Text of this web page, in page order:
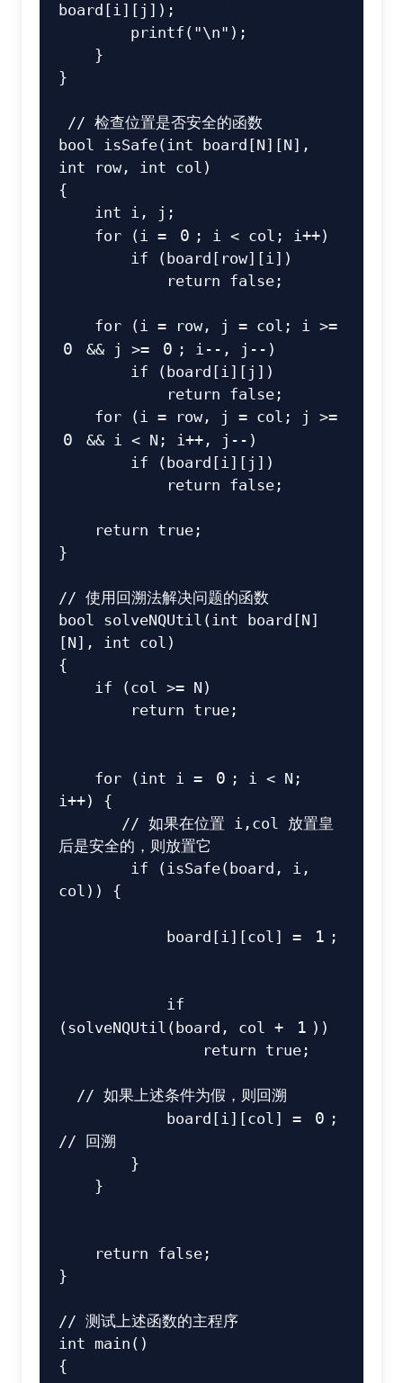
board [i] [ j ] ) ;
printf ( "\n" ) ;
}
}
// 检查位置是否安全的函数
bool isSafe(int board [N] [N] ,
int row, int col )
{
int i , j ;
for
(i = 0 ; i < col ; i++)
if
( board [ row] [i] )
return false ;
for (i = row, j = col ; i >=
0
&& j >= 0 ; i -- , j -- )
if
( board [i] [ j ] )
return false ;
for
(i = row, j = col ; j >=
0
&& i < N ; i++ , j -- )
if
( board [i] [ j ] )
return false ;
return true ;
}
// 使用回溯法解决问题的函数
bool solveNQUtil (int board [N]
[N] , int col )
{
if
(col >= N )
return true ;
for (int i = 0 ; i < N ;
i++)
{
// 如果在位置 i,col 放置皇
后是安全的，则放置它
if
(isSafe( board , i ,
col ) ) {
            board
[i] [col] = 1 ;
if
(solveNQUtil ( board , col + 1 ) )
return true ;
// 如果上述条件为假，则回溯
            board
[i] [col] = 0 ;
// 回溯
}
}
return false ;
}
// 测试上述函数的主程序
int main ( )
{